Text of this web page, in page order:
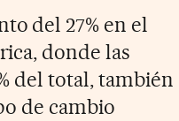
del 27% en el
donde las
del total, también
de cambio